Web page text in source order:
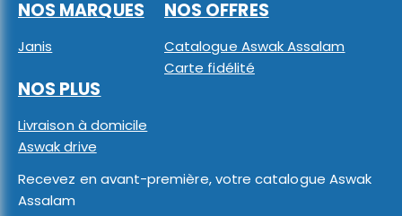
NOS MARQUES
Janis
NOS OFFRES
Catalogue Aswak Assalam
Carte fidélité
NOS PLUS
Livraison à domicile
Aswak drive
Recevez en avant-première, votre catalogue Aswak
Assalam